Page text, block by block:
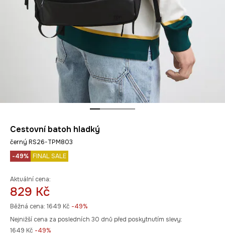
Cestovní batoh hladký
černý RS26-TPM803
-49% FINAL SALE
Aktuální cena:
829 Kč
Běžná cena: 1649 Kč -49%
Nejnižší cena za posledních 30 dnů před poskytnutím slevy:
1649 Kč -49%